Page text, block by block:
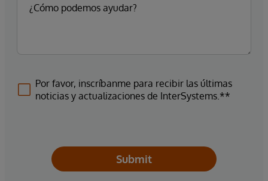
Por favor, inscríbanme para recibir las últimas
noticias y actualizaciones de InterSystems.**
Submit